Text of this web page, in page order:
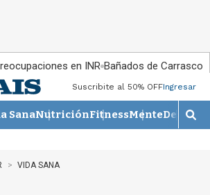
en INR Bañados de Carrasco
Suscribite al 50% OFFIngresar
SanaNutriciónFitnessMente
M
o
VIDA SANA